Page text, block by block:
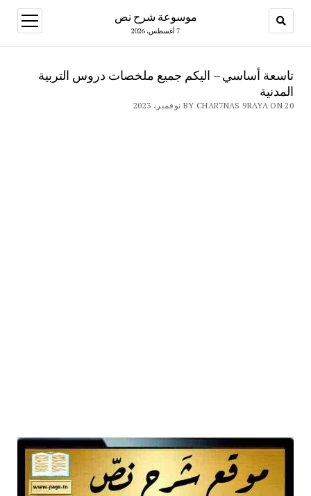
موسوعة شرح نص
7 أغسطس، 2026
open
menu
تاسعة أساسي – اليكم جميع ملخصات دروس التربية
المدنية
BY CHAR7NAS 9RAYA ON 20 نوفمبر، 2023